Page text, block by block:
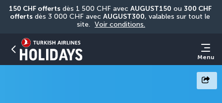
150 CHF offerts dès 1 500 CHF avec AUGUST150 ou 300 CHF
offerts dès 3 000 CHF avec AUGUST300, valables sur tout le
site. Voir conditions.
Menu